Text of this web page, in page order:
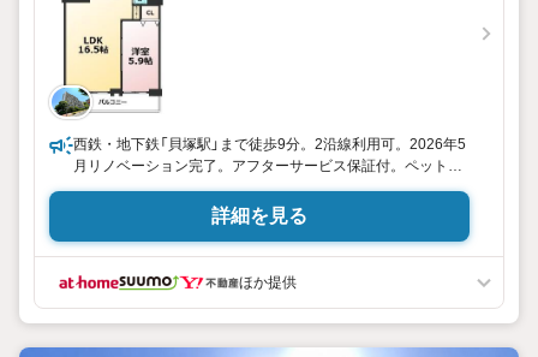
西鉄・地下鉄「貝塚駅」まで徒歩9分。2沿線利用可。2026年5
月リノベーション完了。アフターサービス保証付。ペット相
談可（規約の範囲内）。
福岡市立東箱崎小学校が徒歩1分のところにあります。駅か
ら徒歩9分圏内に立地しています。広々としたリビングに充
実設備のキッチンを備えた3LDK。より良い暮らしができる
よう、当社はしっかりとサポート致します。福岡市箱崎線貝
詳細を見る
ほか提供